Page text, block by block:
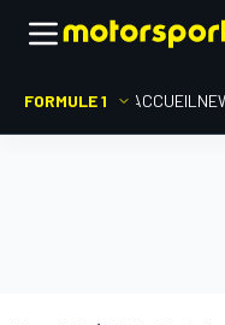
FORMULE 1 ACCUEIL